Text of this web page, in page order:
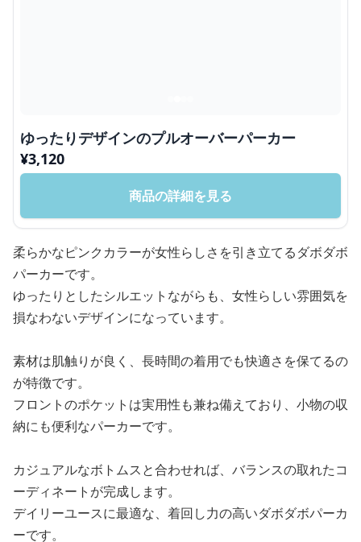
ゆったりデザインのプルオーバーパーカー
¥3,120
商品の詳細を見る
柔らかなピンクカラーが女性らしさを引き立てるダボダボ
パーカーです。
ゆったりとしたシルエットながらも、女性らしい雰囲気を
損なわないデザインになっています。
素材は肌触りが良く、長時間の着用でも快適さを保てるの
が特徴です。
フロントのポケットは実用性も兼ね備えており、小物の収
納にも便利なパーカーです。
カジュアルなボトムスと合わせれば、バランスの取れたコ
ーディネートが完成します。
デイリーユースに最適な、着回し力の高いダボダボパーカ
ーです。